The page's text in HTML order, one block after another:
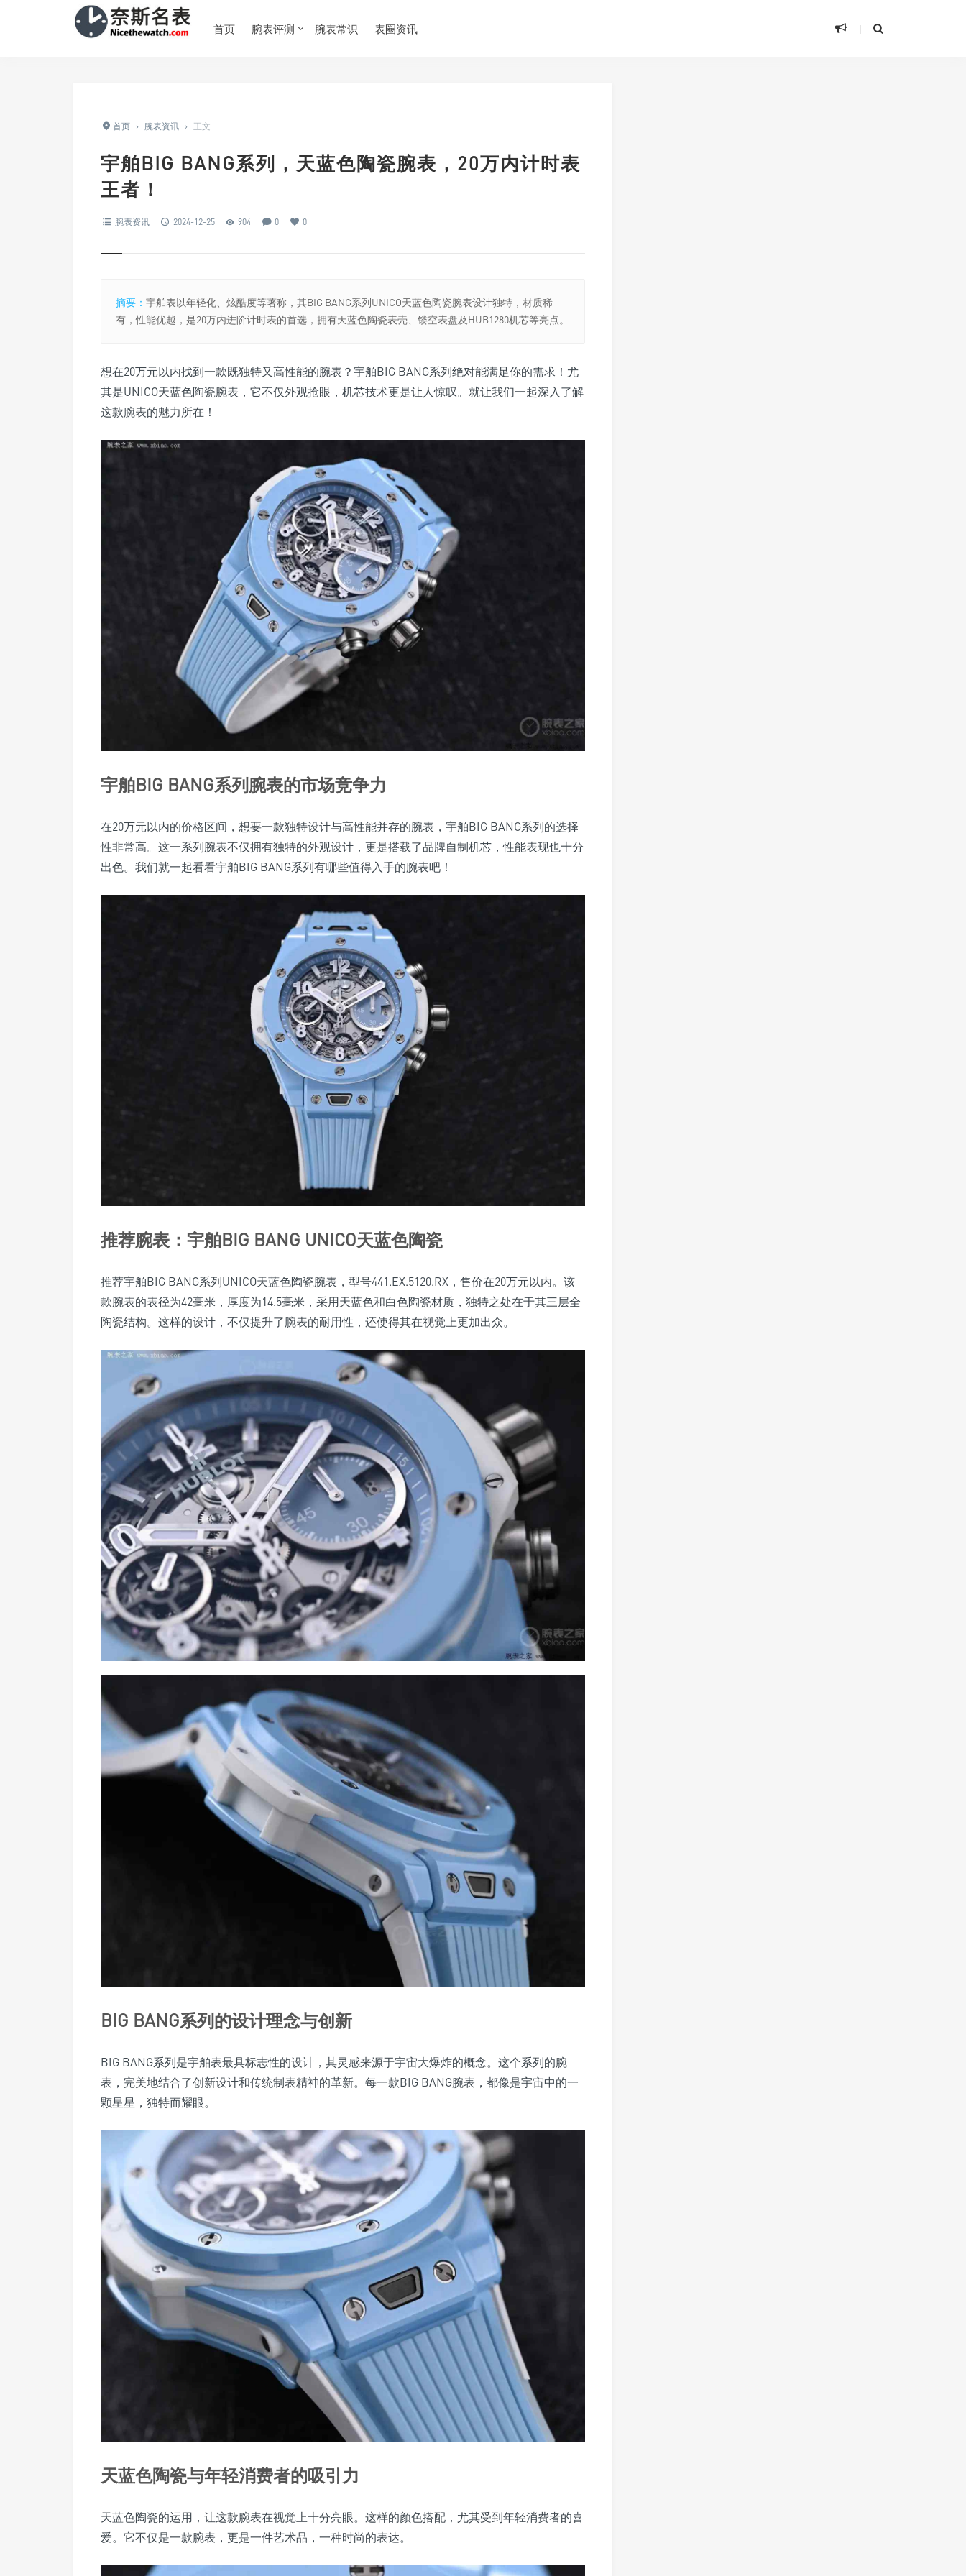
首页 腕表评测 腕表常识 表圈资讯
首页 › 腕表资讯 › 正文
宇舶BIG BANG系列，天蓝色陶瓷腕表，20万内计时表
王者！
腕表资讯 2024-12-25 904 0 0
摘要： 宇舶表以年轻化、炫酷度等著称，其BIG BANG系列UNICO天蓝色陶瓷腕表设计独特，材质稀
有，性能优越，是20万内进阶计时表的首选，拥有天蓝色陶瓷表壳、镂空表盘及HUB1280机芯等亮点。
想在20万元以内找到一款既独特又高性能的腕表？宇舶BIG BANG系列绝对能满足你的需求！尤
其是UNICO天蓝色陶瓷腕表，它不仅外观抢眼，机芯技术更是让人惊叹。就让我们一起深入了解
这款腕表的魅力所在！
宇舶BIG BANG系列腕表的市场竞争力
在20万元以内的价格区间，想要一款独特设计与高性能并存的腕表，宇舶BIG BANG系列的选择
性非常高。这一系列腕表不仅拥有独特的外观设计，更是搭载了品牌自制机芯，性能表现也十分
出色。我们就一起看看宇舶BIG BANG系列有哪些值得入手的腕表吧！
推荐腕表：宇舶BIG BANG UNICO天蓝色陶瓷
推荐宇舶BIG BANG系列UNICO天蓝色陶瓷腕表，型号441.EX.5120.RX，售价在20万元以内。该
款腕表的表径为42毫米，厚度为14.5毫米，采用天蓝色和白色陶瓷材质，独特之处在于其三层全
陶瓷结构。这样的设计，不仅提升了腕表的耐用性，还使得其在视觉上更加出众。
BIG BANG系列的设计理念与创新
BIG BANG系列是宇舶表最具标志性的设计，其灵感来源于宇宙大爆炸的概念。这个系列的腕
表，完美地结合了创新设计和传统制表精神的革新。每一款BIG BANG腕表，都像是宇宙中的一
颗星星，独特而耀眼。
天蓝色陶瓷与年轻消费者的吸引力
天蓝色陶瓷的运用，让这款腕表在视觉上十分亮眼。这样的颜色搭配，尤其受到年轻消费者的喜
爱。它不仅是一款腕表，更是一件艺术品，一种时尚的表达。